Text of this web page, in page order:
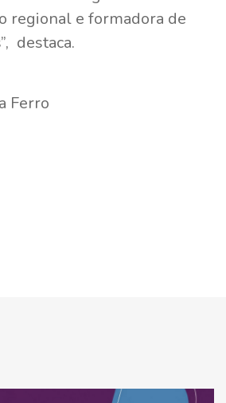
regional e formadora de
destaca.
Ferro